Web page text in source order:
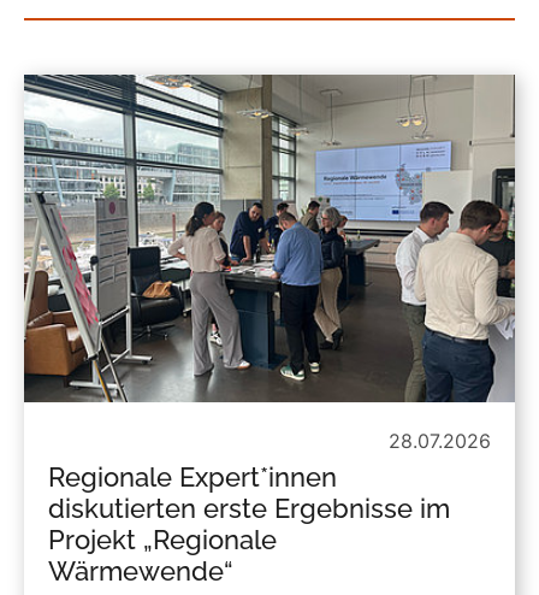
28.07.2026
Regionale Expert*innen
diskutierten erste Ergebnisse im
Projekt „Regionale
Wärmewende“